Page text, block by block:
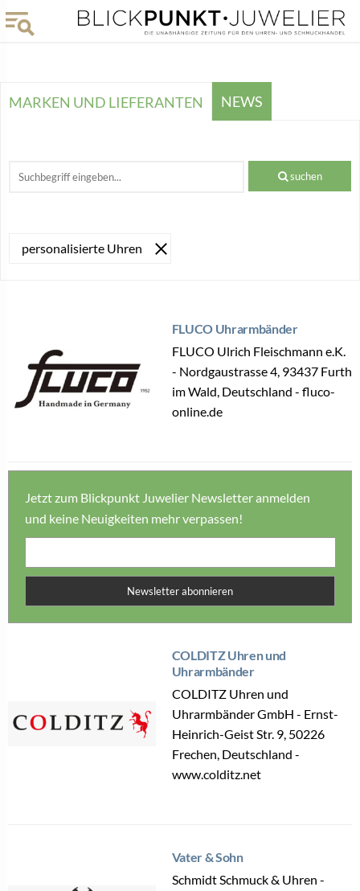
MARKEN UND LIEFERANTEN NEWS
suchen
personalisierte Uhren
FLUCO Uhrarmbänder
FLUCO Ulrich Fleischmann e.K.
- Nordgaustrasse 4, 93437 Furth
im Wald, Deutschland - fluco-
online.de
Jetzt zum Blickpunkt Juwelier Newsletter anmelden
und keine Neuigkeiten mehr verpassen!
Newsletter abonnieren
COLDITZ Uhren und
Uhrarmbänder
COLDITZ Uhren und
Uhrarmbänder GmbH - Ernst-
Heinrich-Geist Str. 9, 50226
Frechen, Deutschland -
www.colditz.net
Vater & Sohn
Schmidt Schmuck & Uhren -